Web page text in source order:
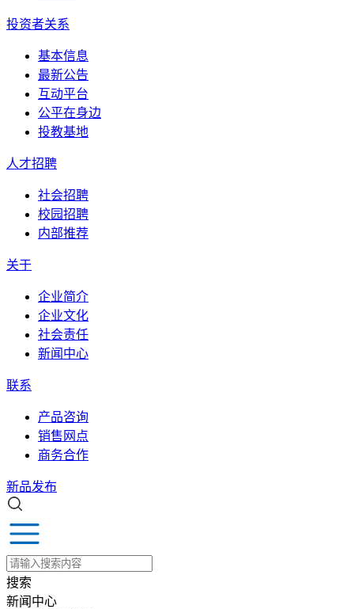
投资者关系
基本信息
最新公告
互动平台
公平在身边
投教基地
人才招聘
社会招聘
校园招聘
内部推荐
关于
企业简介
企业文化
社会责任
新闻中心
联系
产品咨询
销售网点
商务合作
新品发布
搜索
新闻中心